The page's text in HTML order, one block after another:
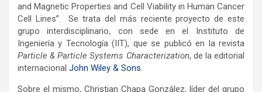
and Magnetic Properties and Cell Viability in Human Cancer
Cell Lines”. Se trata del más reciente proyecto de este
grupo interdisciplinario, con sede en el Instituto de
Ingeniería y Tecnología (IIT), que se publicó en la revista
Particle & Particle Systems Characterization, de la editorial
internacional John Wiley & Sons.
Sobre el mismo, Christian Chapa González, líder del grupo